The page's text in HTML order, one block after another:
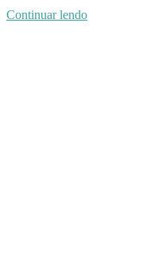
Continuar lendo